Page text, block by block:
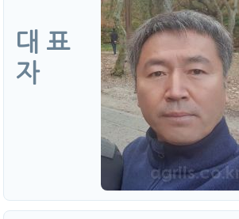
대 표
자